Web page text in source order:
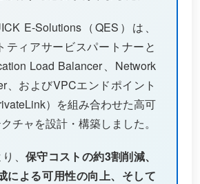
E-Solutions（QES）は、
ティアサービスパートナーと
Load Balancer、Network
、およびVPCエンドポイント
）を組み合わせた高可
チャを設計・構築しました。
、 保守コストの約3割削減、
による可用性の向上、そして